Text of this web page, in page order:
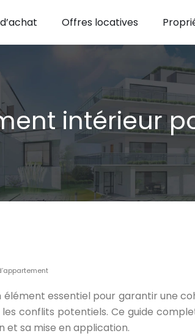
Offres locatives
intérieur
essentiel pour garantir une
conflits potentiels. Ce guide
et sa mise en application.